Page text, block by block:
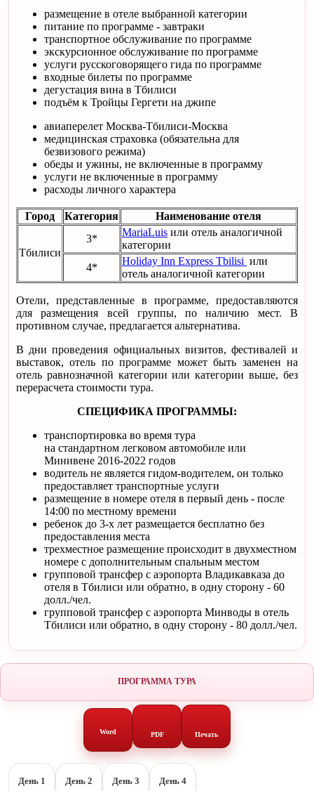
размещение в отеле выбранной категории
питание по программе - завтраки
транспортное обслуживание по программе
экскурсионное обслуживание по программе
услуги русскоговорящего гида по программе
входные билеты по программе
дегустация вина в Тбилиси
подъём к Тройцы Гергети на джипе
авиаперелет Москва-Тбилиси-Москва
медицинская страховка (обязательна для
безвизового режима)
обеды и ужины, не включенные в программу
услуги не включенные в программу
расходы личного характера
Город Категория Наименование отеля
Тбилиси
3*
MariaLuis или отель аналогичной
категории
4*
Holiday Inn Express Tbilisi или
отель аналогичной категории
Отели, представленные в программе, предоставляются
для размещения всей группы, по наличию мест. В
противном случае, предлагается альтернатива.
В дни проведения официальных визитов, фестивалей и
выставок, отель по программе может быть заменен на
отель равнозначной категории или категории выше, без
перерасчета стоимости тура.
СПЕЦИФИКА ПРОГРАММЫ:
транспортировка во время тура
на стандартном легковом автомобиле или
Минивене 2016-2022 годов
водитель не является гидом-водителем, он только
предоставляет транспортные услуги
размещение в номере отеля в первый день - после
14:00 по местному времени
ребенок до 3-х лет размещается бесплатно без
предоставления места
трехместное размещение происходит в двухместном
номере с дополнительным спальным местом
групповой трансфер с аэропорта Владикавказа до
отеля в Тбилиси или обратно, в одну сторону - 60
долл./чел.
групповой трансфер с аэропорта Минводы в отель
Тбилиси или обратно, в одну сторону - 80 долл./чел.
ПРОГРАММА ТУРА
Word PDF Печать
День 1 День 2 День 3 День 4